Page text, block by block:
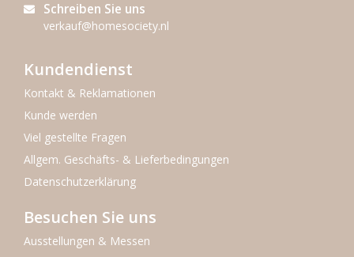
Schreiben Sie uns
verkauf@homesociety.nl
Kundendienst
Kontakt & Reklamationen
Kunde werden
Viel gestellte Fragen
Allgem. Geschäfts- & Lieferbedingungen
Datenschutzerklärung
Besuchen Sie uns
Ausstellungen & Messen